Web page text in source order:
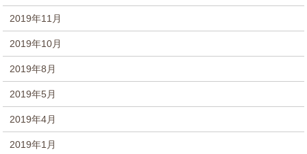
2019年11月
2019年10月
2019年8月
2019年5月
2019年4月
2019年1月